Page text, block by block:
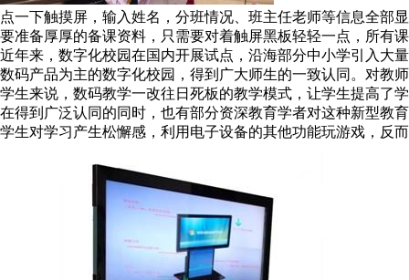
点一下触摸屏，输入姓名，分班情况、班主任老师等信息全部
要准备厚厚的备课资料，只需要对着触屏黑板轻轻一点，所有
近年来，数字化校园在国内开展试点，沿海部分中小学引入大
数码产品为主的数字化校园，得到广大师生的一致认同。对教
学生来说，数码教学一改往日死板的教学模式，让学生提高了
在得到广泛认同的同时，也有部分资深教育学者对这种新型教
学生对学习产生松懈感，利用电子设备的其他功能玩游戏，反